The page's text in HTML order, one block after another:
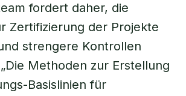
fordert daher, die
Zertifizierung der Projekte
strengere Kontrollen
Methoden zur Erstellung
Basislinien für